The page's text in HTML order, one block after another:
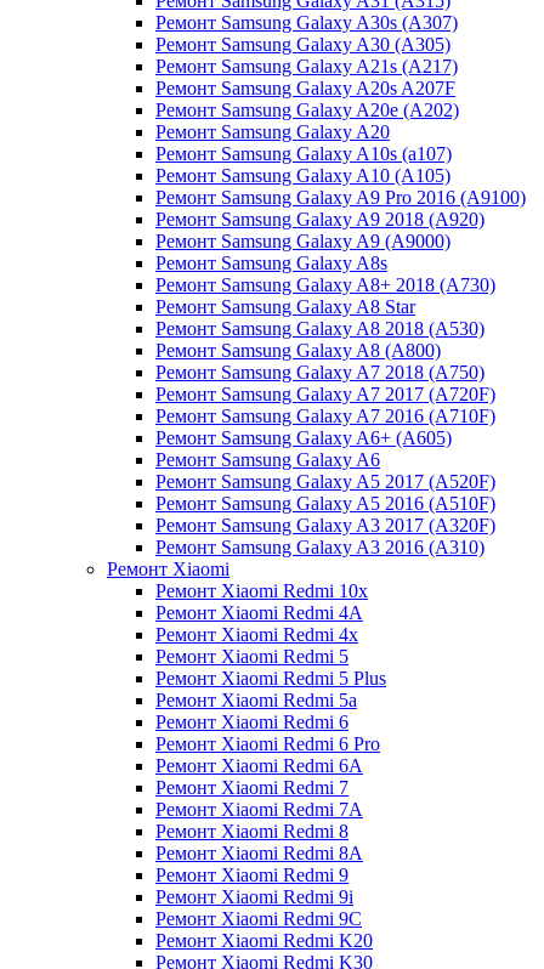
Ремонт Samsung Galaxy A30s (A307)
Ремонт Samsung Galaxy A30 (A305)
Ремонт Samsung Galaxy A21s (A217)
Ремонт Samsung Galaxy A20s A207F
Ремонт Samsung Galaxy A20e (A202)
Ремонт Samsung Galaxy A20
Ремонт Samsung Galaxy A10s (a107)
Ремонт Samsung Galaxy A10 (A105)
Ремонт Samsung Galaxy A9 Pro 2016 (A9100)
Ремонт Samsung Galaxy A9 2018 (A920)
Ремонт Samsung Galaxy A9 (A9000)
Ремонт Samsung Galaxy A8s
Ремонт Samsung Galaxy A8+ 2018 (A730)
Ремонт Samsung Galaxy A8 Star
Ремонт Samsung Galaxy A8 2018 (A530)
Ремонт Samsung Galaxy A8 (A800)
Ремонт Samsung Galaxy A7 2018 (A750)
Ремонт Samsung Galaxy A7 2017 (A720F)
Ремонт Samsung Galaxy A7 2016 (A710F)
Ремонт Samsung Galaxy A6+ (A605)
Ремонт Samsung Galaxy A6
Ремонт Samsung Galaxy A5 2017 (A520F)
Ремонт Samsung Galaxy A5 2016 (A510F)
Ремонт Samsung Galaxy A3 2017 (A320F)
Ремонт Samsung Galaxy A3 2016 (A310)
Ремонт Xiaomi
Ремонт Xiaomi Redmi 10x
Ремонт Xiaomi Redmi 4A
Ремонт Xiaomi Redmi 4x
Ремонт Xiaomi Redmi 5
Ремонт Xiaomi Redmi 5 Plus
Ремонт Xiaomi Redmi 5a
Ремонт Xiaomi Redmi 6
Ремонт Xiaomi Redmi 6 Pro
Ремонт Xiaomi Redmi 6A
Ремонт Xiaomi Redmi 7
Ремонт Xiaomi Redmi 7A
Ремонт Xiaomi Redmi 8
Ремонт Xiaomi Redmi 8A
Ремонт Xiaomi Redmi 9
Ремонт Xiaomi Redmi 9i
Ремонт Xiaomi Redmi 9C
Ремонт Xiaomi Redmi K20
Ремонт Xiaomi Redmi K30